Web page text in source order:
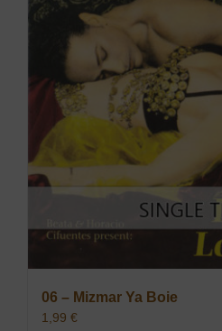
06 – Mizmar Ya Boie
1,99 €